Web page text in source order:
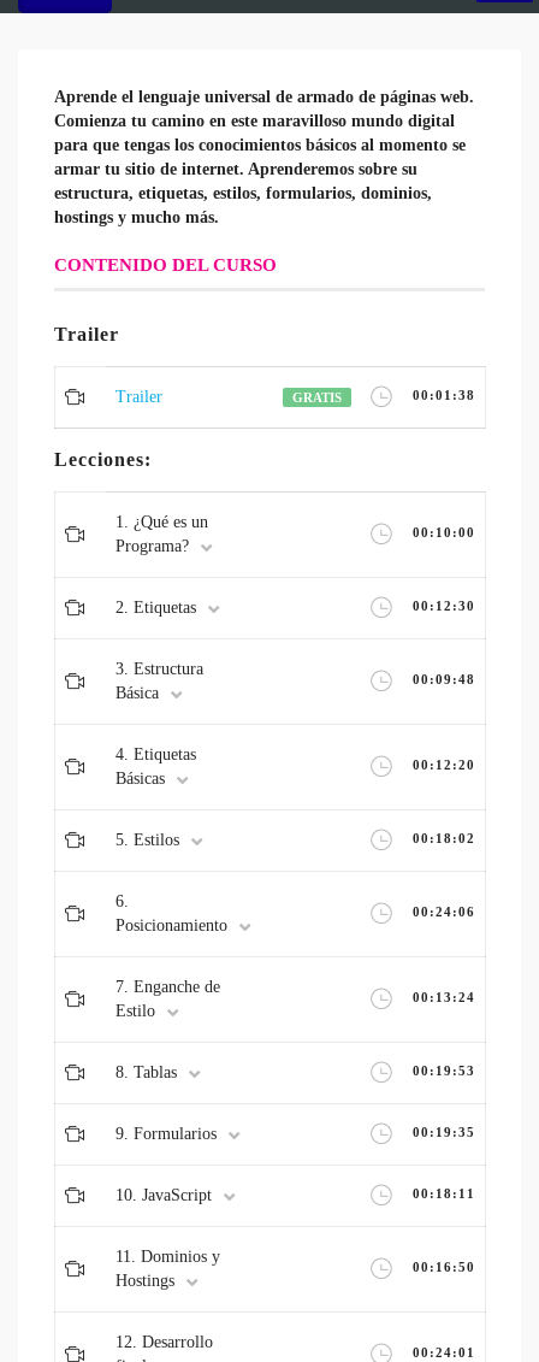
Aprende el lenguaje universal de armado de páginas web.
Comienza tu camino en este maravilloso mundo digital
para que tengas los conocimientos básicos al momento se
armar tu sitio de internet. Aprenderemos sobre su
estructura, etiquetas, estilos, formularios, dominios,
hostings y mucho más.
CONTENIDO DEL CURSO
Trailer
Trailer GRATIS 00:01:38
Lecciones:
1. ¿Qué es un
Programa?
00:10:00
2. Etiquetas 00:12:30
3. Estructura
Básica
00:09:48
4. Etiquetas
Básicas
00:12:20
5. Estilos 00:18:02
6.
Posicionamiento
00:24:06
7. Enganche de
Estilo
00:13:24
8. Tablas 00:19:53
9. Formularios 00:19:35
10. JavaScript 00:18:11
11. Dominios y
Hostings
00:16:50
12. Desarrollo
00:24:01